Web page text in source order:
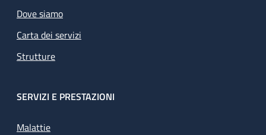
Dove siamo
Carta dei servizi
Strutture
SERVIZI E PRESTAZIONI
Malattie